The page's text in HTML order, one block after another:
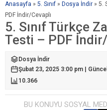
Anasayfa » 5. Sınıf » Dosya İndir » 5.
PDF İndir/Cevaplı
5. Sınıf Türkçe
Testi – PDF
Dosya İndir
Şubat 23, 2025 3:00 pm |
10.366
BU KONUYU SOSYAL